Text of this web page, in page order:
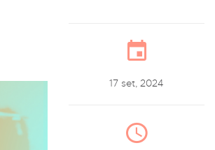
17 set, 2024